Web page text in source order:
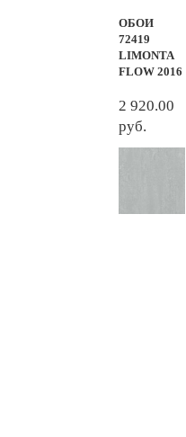
ОБОИ
72419
LIMONTA
FLOW 2016
2 920.00
руб.